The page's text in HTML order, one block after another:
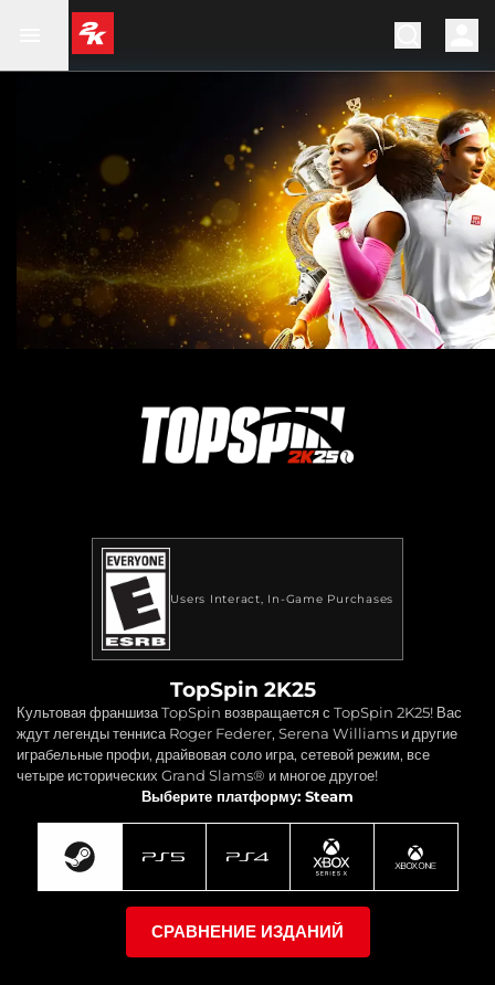
Users Interact In-Game Purchases
TopSpin 2K25
Культовая франшиза TopSpin возвращается с TopSpin 2K25! Вас
ждут легенды тенниса Roger Federer, Serena Williams и другие
играбельные профи, драйвовая соло игра, сетевой режим, все
четыре исторических Grand Slams® и многое другое!
Выберите платформу: Steam
СРАВНЕНИЕ ИЗДАНИЙ